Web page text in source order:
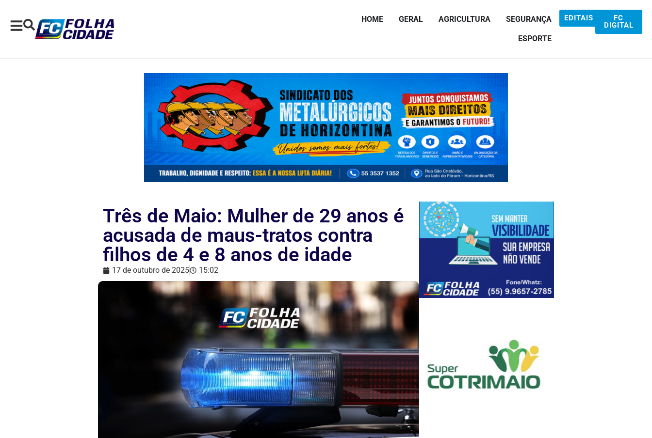
HOME GERAL AGRICULTURA SEGURANÇA
ESPORTE
EDITAIS
FC
DIGITAL
Três de Maio: Mulher de 29 anos é
acusada de maus-tratos contra
filhos de 4 e 8 anos de idade
17 de outubro de 2025 15:02